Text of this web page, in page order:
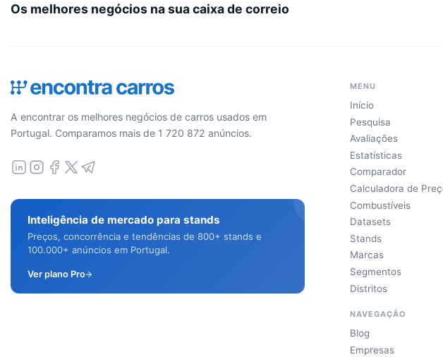
Os melhores negócios na sua caixa de correio
A encontrar os melhores negócios de carros usados em
Portugal. Comparamos mais de 1 720 872 anúncios.
Inteligência de mercado para stands
Preços, concorrência e tendências de 800+ stands e
100.000+ anúncios em Portugal.
Ver plano Pro
MENU
Início
Pesquisa
Avaliações
Estatísticas
Comparador
Calculadora de
Combustíveis
Datasets
Stands
Marcas
Segmentos
Distritos
NAVEGAÇÃO
Blog
Empresas